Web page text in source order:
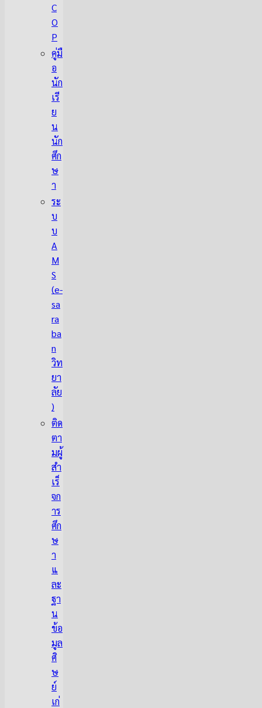
C
O
P
คู่มื
อ
นัก
เรี
ย
น
นัก
ศึก
ษ
า
ระ
บ
บ
A
M
S
(e-
sa
ra
ba
n
วิท
ยา
ลัย
)
ติด
ตา
มผู้
สำ
เร็
จก
าร
ศึก
ษ
า
แ
ละ
ฐา
น
ข้อ
มูล
ศิ
ษ
ย์
เก่